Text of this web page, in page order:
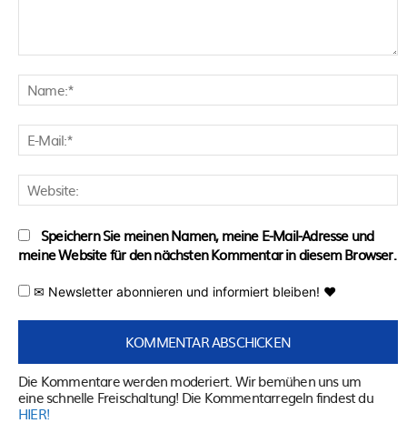
Speichern Sie meinen Namen, meine E-Mail-Adresse und
meine Website für den nächsten Kommentar in diesem Browser.
✉ Newsletter abonnieren und informiert bleiben! ♥
Die Kommentare werden moderiert. Wir bemühen uns um
eine schnelle Freischaltung! Die Kommentarregeln findest du
HIER!